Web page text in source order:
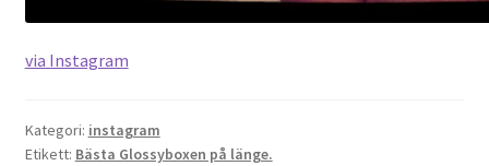
via Instagram
Kategori: instagram
Etikett: Bästa Glossyboxen på länge.